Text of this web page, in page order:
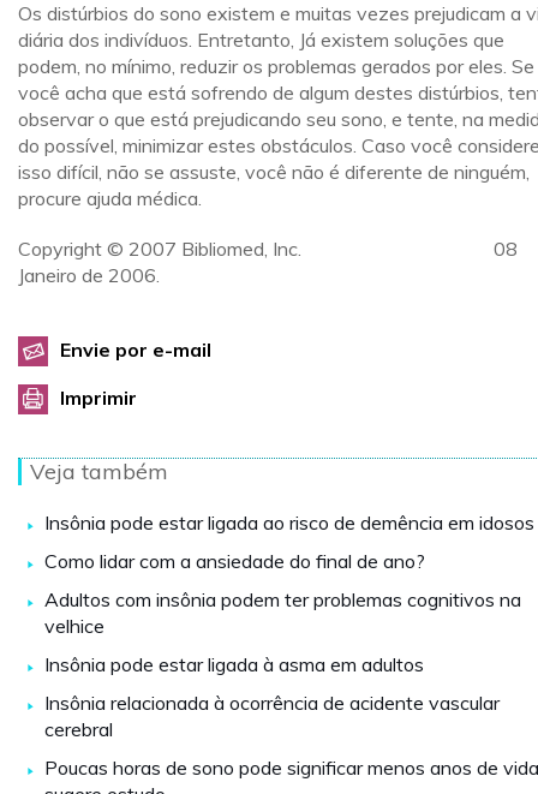
Os distúrbios do sono existem e muitas vezes prejudicam a
diária dos indivíduos. Entretanto, Já existem soluções que
podem, no mínimo, reduzir os problemas gerados por eles. Se
você acha que está sofrendo de algum destes distúrbios,
observar o que está prejudicando seu sono, e tente, na
do possível, minimizar estes obstáculos. Caso você
isso difícil, não se assuste, você não é diferente de ninguém,
procure ajuda médica.
Copyright © 2007 Bibliomed, Inc. 08
Janeiro de 2006.
Envie por e-mail
Imprimir
Veja também
Insônia pode estar ligada ao risco de demência em idosos
Como lidar com a ansiedade do final de ano?
Adultos com insônia podem ter problemas cognitivos na
velhice
Insônia pode estar ligada à asma em adultos
Insônia relacionada à ocorrência de acidente vascular
cerebral
Poucas horas de sono pode significar menos anos de